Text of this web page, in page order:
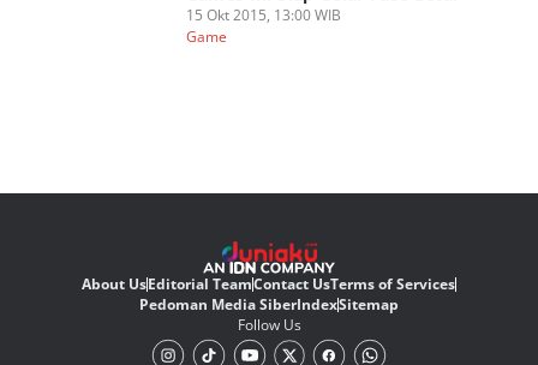
15 Okt 2015, 13:00 WIB
Game
About UsEditorial TeamContact UsTerms of Services
Pedoman Media SiberIndexSitemap
Follow Us